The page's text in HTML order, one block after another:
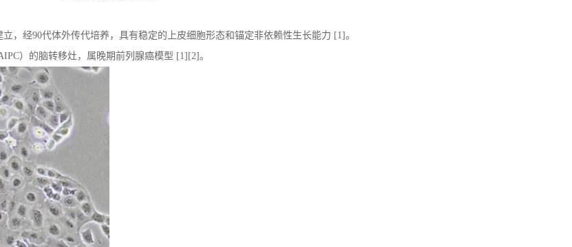
立，经90代体外传代培养，具有稳定的上皮细胞形态和锚定非依赖性生长能力 [1]。
）的脑转移灶，属晚期前列腺癌模型 [1][2]。